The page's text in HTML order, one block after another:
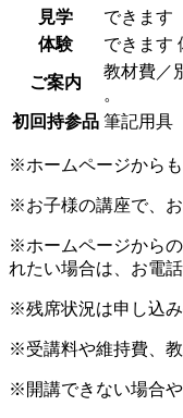
見学
できます
体験
できます
ご案内
教材費／
。
初回持参品 筆記用具
※ホームページから
※お子様の講座で、
※ホームページから
れたい場合は、お電
※残席状況は申し込み
※受講料や維持費、
※開講できない場合や